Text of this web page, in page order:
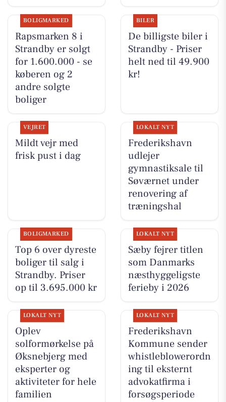
BOLIGMARKED
Rapsmarken 8 i
Strandby er solgt
for 1.600.000 - se
køberen og 2
andre solgte
boliger
BILER
De billigste biler i
Strandby - Priser
helt ned til 49.900
kr!
VEJRET
Mildt vejr med
frisk pust i dag
LOKALT NYT
Frederikshavn
udlejer
gymnastiksale til
Søværnet under
renovering af
træningshal
BOLIGMARKED
Top 6 over dyreste
boliger til salg i
Strandby. Priser
op til 3.695.000 kr
LOKALT NYT
Sæby fejrer titlen
som Danmarks
næsthyggeligste
ferieby i 2026
LOKALT NYT
Oplev
solformørkelse på
Øksnebjerg med
eksperter og
aktiviteter for hele
familien
LOKALT NYT
Frederikshavn
Kommune sender
whistleblowerordn
ing til eksternt
advokatfirma i
forsøgsperiode